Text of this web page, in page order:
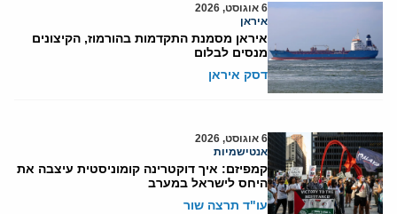
6 אוגוסט, 2026
איראן
איראן מסמנת התקדמות בהורמוז, הקיצונים
מנסים לבלום
דסק איראן
6 אוגוסט, 2026
אנטישמיות
קמפיזם: איך דוקטרינה קומוניסטית עיצבה את
היחס לישראל במערב
עו"ד תרצה שור